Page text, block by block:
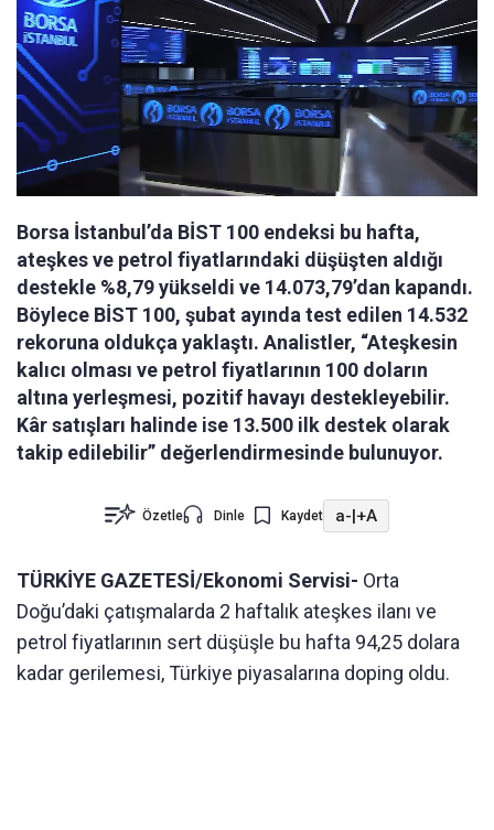
Borsa İstanbul’da BİST 100 endeksi bu hafta,
ateşkes ve petrol fiyatlarındaki düşüşten aldığı
destekle %8,79 yükseldi ve 14.073,79’dan kapandı.
Böylece BİST 100, şubat ayında test edilen 14.532
rekoruna oldukça yaklaştı. Analistler, “Ateşkesin
kalıcı olması ve petrol fiyatlarının 100 doların
altına yerleşmesi, pozitif havayı destekleyebilir.
Kâr satışları halinde ise 13.500 ilk destek olarak
takip edilebilir” değerlendirmesinde bulunuyor.
Özetle Dinle Kaydet a-|+A
TÜRKİYE GAZETESİ/Ekonomi Servisi- Orta
Doğu’daki çatışmalarda 2 haftalık ateşkes ilanı ve
petrol fiyatlarının sert düşüşle bu hafta 94,25 dolara
kadar gerilemesi, Türkiye piyasalarına doping oldu.